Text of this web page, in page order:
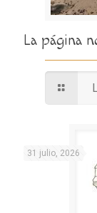
La página
31 julio, 2026